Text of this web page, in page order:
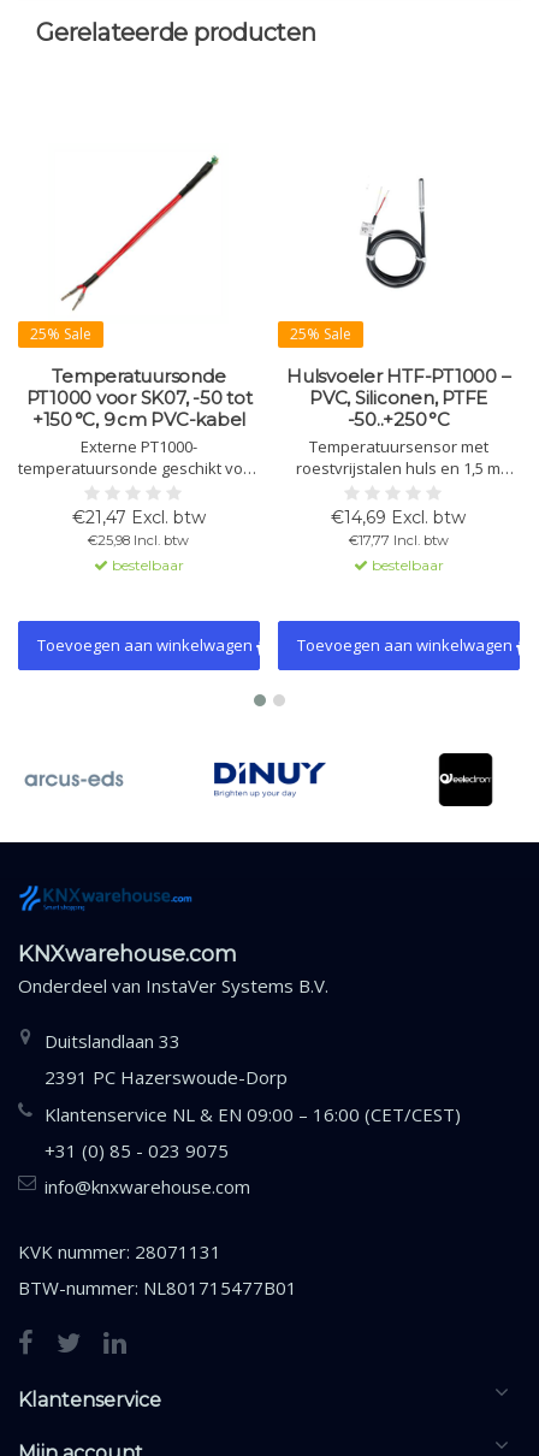
Gerelateerde producten
25% Sale
Temperatuursonde
PT1000 voor SK07, -50 tot
+150 °C, 9 cm PVC-kabel
Externe PT1000-
temperatuursonde geschikt voor
SK07. Meetbereik van -50 tot
+150 °C. Voorzien van 9 cm PVC-
kabel. Compact, betrouwbaar en
eenvoudig te installeren.
€21,47 Excl. btw
€25,98 Incl. btw
bestelbaar
Toevoegen aan winkelwagen
25% Sale
Hulsvoeler HTF-PT1000 –
PVC, Siliconen, PTFE
-50..+250 °C
Temperatuursensor met
roestvrijstalen huls en 1,5 m
kabel. Keuze uit PVC, siliconen of
PTFE. Meetbereik tot -50..+250 °C.
Beschermingsklasse IP54/IP65.
€14,69 Excl. btw
€17,77 Incl. btw
bestelbaar
Toevoegen aan winkelwagen
KNXwarehouse.com
Onderdeel van InstaVer Systems B.V.
Duitslandlaan 33
2391 PC Hazerswoude-Dorp
Klantenservice NL & EN 09:00 – 16:00 (CET/CEST)
+31 (0) 85 - 023 9075
info@knxwarehouse.com
KVK nummer: 28071131
BTW-nummer: NL801715477B01
Klantenservice